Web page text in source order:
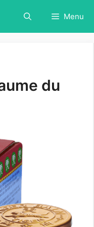
Menu
du